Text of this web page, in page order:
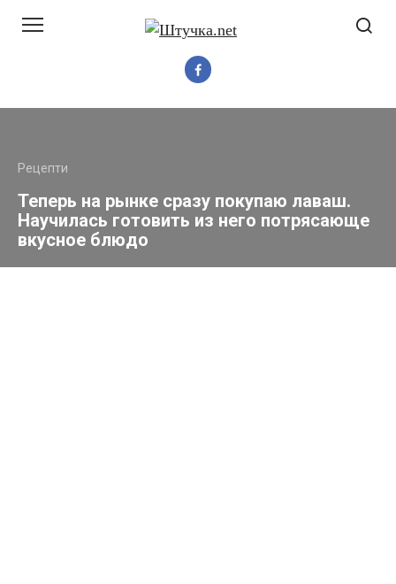
Рецепти
Теперь на рынке сразу покупаю лаваш.
Научилась готовить из него потрясающе
вкусное блюдо